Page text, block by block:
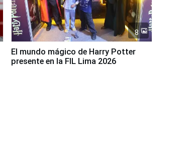
8
El mundo mágico de Harry Potter
presente en la FIL Lima 2026